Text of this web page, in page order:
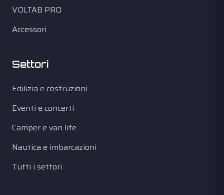
VOLTAB PRO
Accessori
Settori
Edilizia e costruzioni
Eventi e concerti
Camper e van life
Nautica e imbarcazioni
Tutti i settori